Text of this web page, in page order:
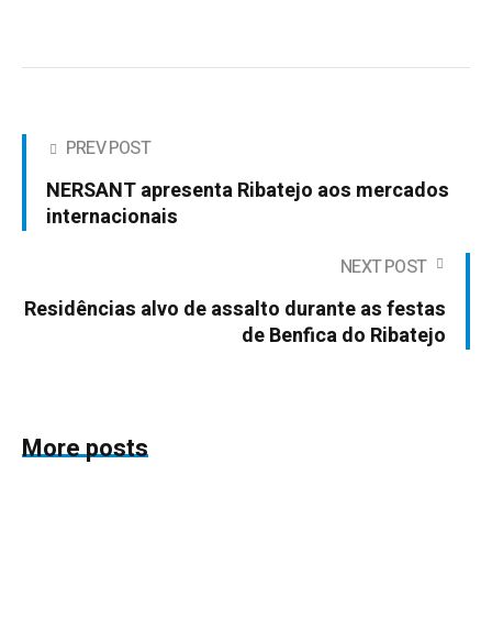
PREV POST
NERSANT apresenta Ribatejo aos mercados
internacionais
NEXT POST
Residências alvo de assalto durante as festas
de Benfica do Ribatejo
More posts